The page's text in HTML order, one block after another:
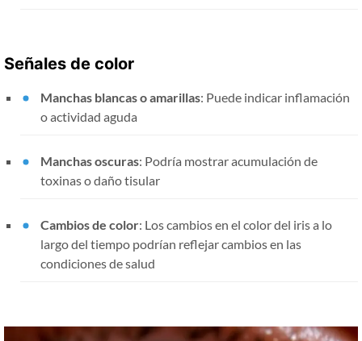
Señales de color
Manchas blancas o amarillas: Puede indicar inflamación
o actividad aguda
Manchas oscuras: Podría mostrar acumulación de
toxinas o daño tisular
Cambios de color: Los cambios en el color del iris a lo
largo del tiempo podrían reflejar cambios en las
condiciones de salud